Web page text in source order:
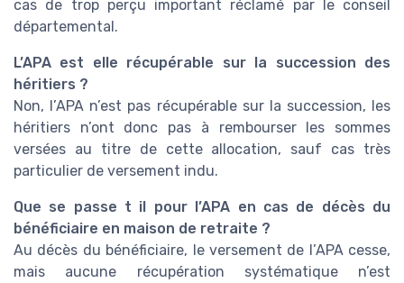
cas de trop perçu important réclamé par le conseil
départemental.
L’APA est elle récupérable sur la succession des
héritiers ?
Non, l’APA n’est pas récupérable sur la succession, les
héritiers n’ont donc pas à rembourser les sommes
versées au titre de cette allocation, sauf cas très
particulier de versement indu.
Que se passe t il pour l’APA en cas de décès du
bénéficiaire en maison de retraite ?
Au décès du bénéficiaire, le versement de l’APA cesse,
mais aucune récupération systématique n’est